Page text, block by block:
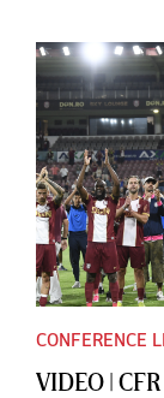
CONFERENCE
VIDEO |